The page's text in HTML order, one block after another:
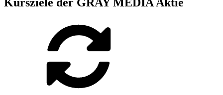
Kursziele der GRAY MEDIA Aktie